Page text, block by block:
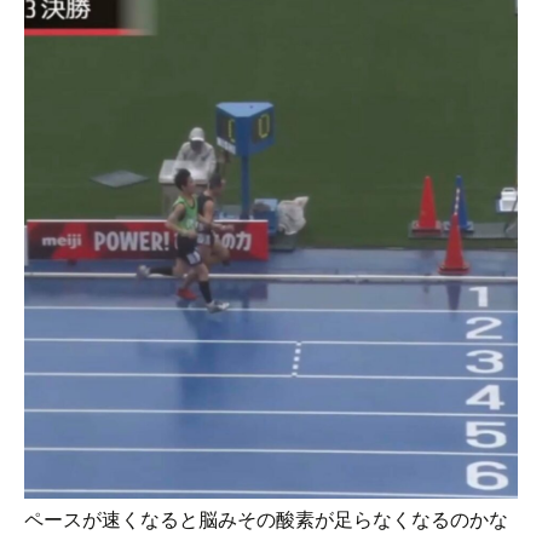
ペースが速くなると脳みその酸素が足らなくなるのかな